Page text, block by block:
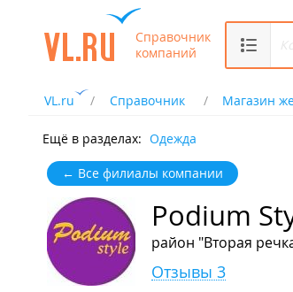
Справочник
компаний
VL.ru Справочник Магазин
Ещё в разделах: Одежда
← Все филиалы компании
Podium
район "Вторая
Отзывы 3